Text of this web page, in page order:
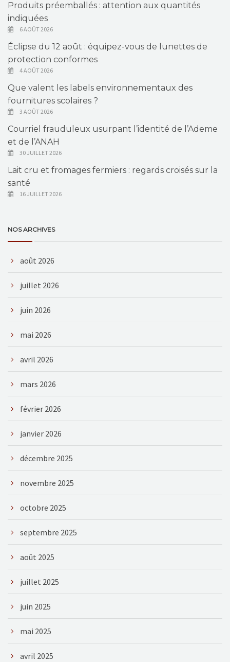
Produits préemballés : attention aux quantités
indiquées
6 AOÛT 2026
Éclipse du 12 août : équipez-vous de lunettes de
protection conformes
4 AOÛT 2026
Que valent les labels environnementaux des
fournitures scolaires ?
3 AOÛT 2026
Courriel frauduleux usurpant l’identité de l’Ademe
et de l’ANAH
30 JUILLET 2026
Lait cru et fromages fermiers : regards croisés sur la
santé
16 JUILLET 2026
NOS ARCHIVES
août 2026
juillet 2026
juin 2026
mai 2026
avril 2026
mars 2026
février 2026
janvier 2026
décembre 2025
novembre 2025
octobre 2025
septembre 2025
août 2025
juillet 2025
juin 2025
mai 2025
avril 2025